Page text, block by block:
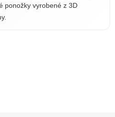
ponožky vyrobené z 3D